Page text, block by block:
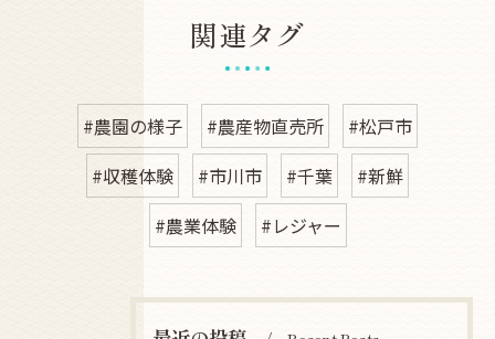
関連タグ
#農園の様子 #農産物直売所
#松戸市
#収穫体験
#市川市 #千葉
#新鮮
#農業体験
#レジャー